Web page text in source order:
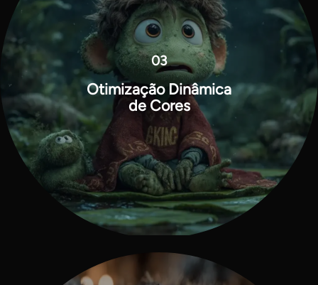
03
Otimização Dinâmica
de Cores